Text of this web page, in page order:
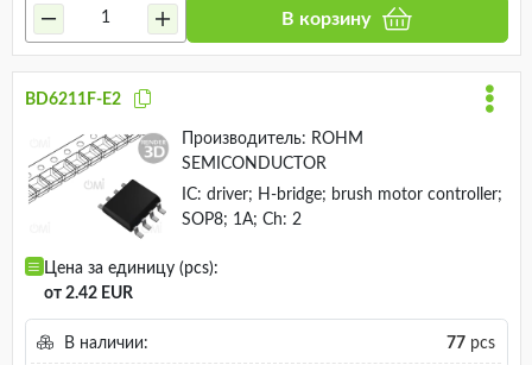
В корзину
BD6211F-E2
Производитель: ROHM
SEMICONDUCTOR
IC: driver; H-bridge; brush motor controller;
SOP8; 1A; Ch: 2
Цена за единицу (pcs):
от 2.42 EUR
В наличии: 77pcs